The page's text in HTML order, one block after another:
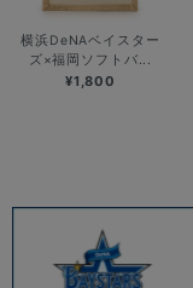
横浜DeNAベイスター
ズ×福岡ソフトバ...
¥1,800